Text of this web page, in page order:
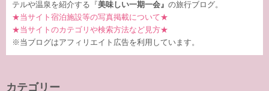
テルや温泉を紹介する『 美味しい一期一会』 の旅行ブログ。
★当サイト宿泊施設等の写真掲載について★
★当サイトのカテゴリや検索方法など見方★
※当ブログはアフィリエイト広告を利用しています。
カテゴリー